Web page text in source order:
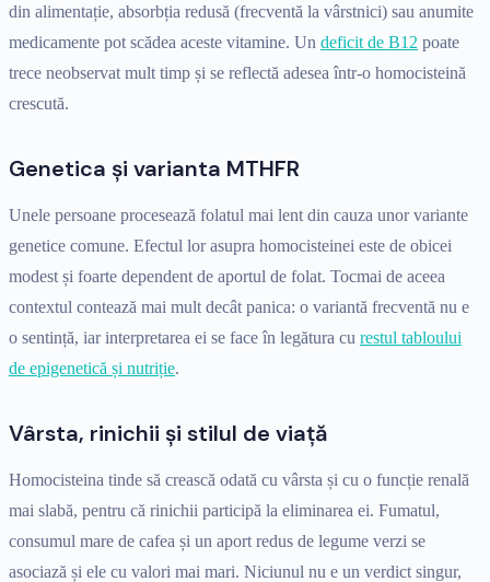
din alimentație, absorbția redusă (frecventă la vârstnici) sau anumite
medicamente pot scădea aceste vitamine. Un deficit de B12 poate
trece neobservat mult timp și se reflectă adesea într-o homocisteină
crescută.
Genetica și varianta MTHFR
Unele persoane procesează folatul mai lent din cauza unor variante
genetice comune. Efectul lor asupra homocisteinei este de obicei
modest și foarte dependent de aportul de folat. Tocmai de aceea
contextul contează mai mult decât panica: o variantă frecventă nu e
o sentință, iar interpretarea ei se face în legătura cu restul tabloului
de epigenetică și nutriție.
Vârsta, rinichii și stilul de viață
Homocisteina tinde să crească odată cu vârsta și cu o funcție renală
mai slabă, pentru că rinichii participă la eliminarea ei. Fumatul,
consumul mare de cafea și un aport redus de legume verzi se
asociază și ele cu valori mai mari. Niciunul nu e un verdict singur,